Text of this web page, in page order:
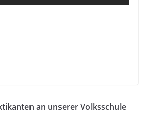
an unserer Volksschule